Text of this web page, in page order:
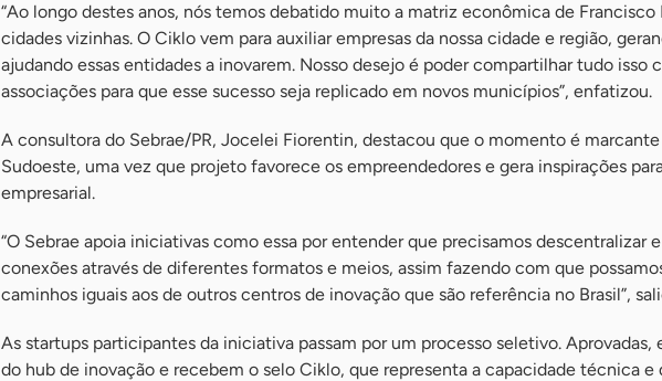
“Ao longo destes anos, nós temos debatido muito a matriz econômica de Francisco
cidades vizinhas. O Ciklo vem para auxiliar empresas da nossa cidade e região,
ajudando essas entidades a inovarem. Nosso desejo é poder compartilhar tudo isso
associações para que esse sucesso seja replicado em novos municípios”, enfatizou.
A consultora do Sebrae/PR, Jocelei Fiorentin, destacou que o momento é marcante
Sudoeste, uma vez que projeto favorece os empreendedores e gera inspirações
empresarial.
“O Sebrae apoia iniciativas como essa por entender que precisamos descentralizar
conexões através de diferentes formatos e meios, assim fazendo com que
caminhos iguais aos de outros centros de inovação que são referência no Brasil”,
As startups participantes da iniciativa passam por um processo seletivo. Aprovadas,
do hub de inovação e recebem o selo Ciklo, que representa a capacidade técnica e